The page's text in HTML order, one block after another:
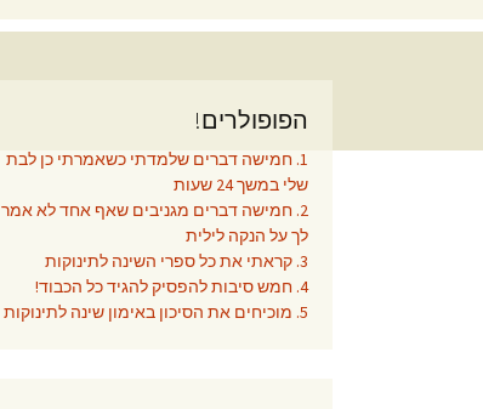
הפופולרים!
1. חמישה דברים שלמדתי כשאמרתי כן לבת
שלי במשך 24 שעות
2. חמישה דברים מגניבים שאף אחד לא אמר
לך על הנקה לילית
3. קראתי את כל ספרי השינה לתינוקות
4. חמש סיבות להפסיק להגיד כל הכבוד!
5. מוכיחים את הסיכון באימון שינה לתינוקות